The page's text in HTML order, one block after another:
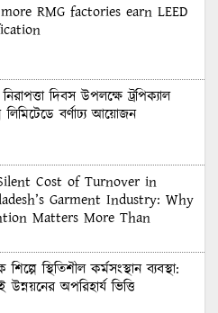
RMG factories earn LEED
দিবস উপলক্ষে ট্রপিক্যাল
লিমিটেডে বর্ণাঢ্য আয়োজন
Cost of Turnover in
Garment Industry: Why
Matters More Than
স্থিতিশীল কর্মসংস্থান ব্যবস্থা:
অপরিহার্য ভিত্তি